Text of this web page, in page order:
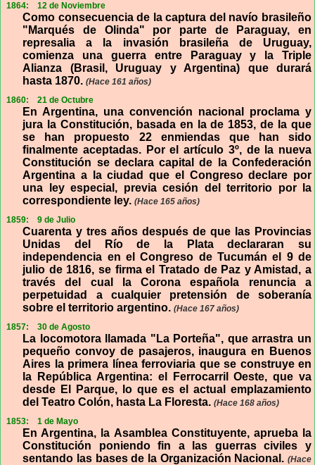
1864:
12 de Noviembre
Como consecuencia de la captura del navío brasileño
"Marqués de Olinda" por parte de Paraguay, en
represalia a la invasión brasileña de Uruguay,
comienza una guerra entre Paraguay y la Triple
Alianza (Brasil, Uruguay y Argentina) que durará
hasta 1870.(Hace 161 años)
1860:
21 de Octubre
En Argentina, una convención nacional proclama y
jura la Constitución, basada en la de 1853, de la que
se han propuesto 22 enmiendas que han sido
finalmente aceptadas. Por el artículo 3º, de la nueva
Constitución se declara capital de la Confederación
Argentina a la ciudad que el Congreso declare por
una ley especial, previa cesión del territorio por la
correspondiente ley.(Hace 165 años)
1859:
9 de Julio
Cuarenta y tres años después de que las Provincias
Unidas del Río de la Plata declararan su
independencia en el Congreso de Tucumán el 9 de
julio de 1816, se firma el Tratado de Paz y Amistad, a
través del cual la Corona española renuncia a
perpetuidad a cualquier pretensión de soberanía
sobre el territorio argentino.(Hace 167 años)
1857:
30 de Agosto
La locomotora llamada "La Porteña", que arrastra un
pequeño convoy de pasajeros, inaugura en Buenos
Aires la primera línea ferroviaria que se construye en
la República Argentina: el Ferrocarril Oeste, que va
desde El Parque, lo que es el actual emplazamiento
del Teatro Colón, hasta La Floresta.(Hace 168 años)
1853:
1 de Mayo
En Argentina, la Asamblea Constituyente, aprueba la
Constitución poniendo fin a las guerras civiles y
sentando las bases de la Organización Nacional. (Hace